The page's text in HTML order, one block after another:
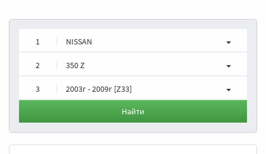
1 NISSAN
2 350 Z
3 2003г - 2009г [Z33]
Найти